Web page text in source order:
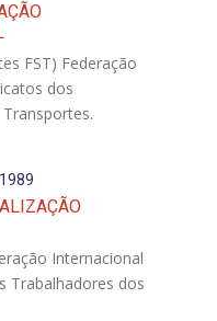
FST) Federação
dos
Internacional
Trabalhadores dos